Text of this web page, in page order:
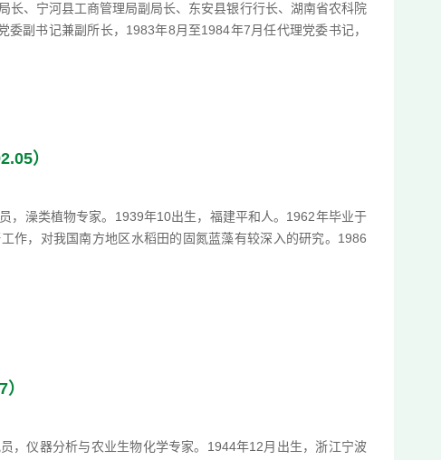
长、宁河县工商管理局副局长、东安县银行行长、湖南省农科院
副书记兼副所长，1983年8月至1984年7月任代理党委书记，
）
，澡类植物专家。1939年10出生，福建平和人。1962年毕业于
作，对我国南方地区水稻田的固氮蓝藻有较深入的研究。1986
，仪器分析与农业生物化学专家。1944年12月出生，浙江宁波